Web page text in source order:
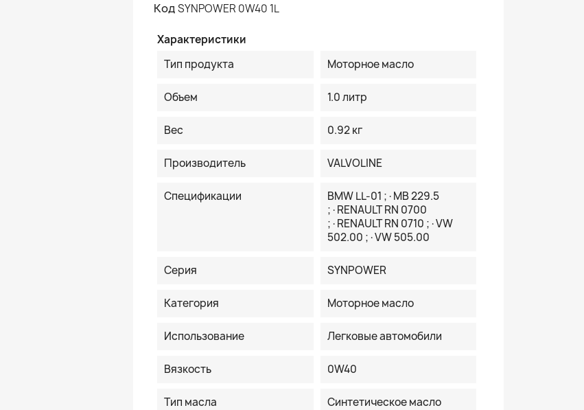
КодSYNPOWER 0W40 1L
Характеристики
Тип продукта
Моторное масло
Объем 1.0 литр
Вес 0.92 кг
Производитель VALVOLINE
Спецификации
BMW LL-01 ;·MB 229.5
;·RENAULT RN 0700
;·RENAULT RN 0710 ;·VW
502.00 ;·VW 505.00
Серия SYNPOWER
Категория Моторное масло
Использование Легковые автомобили
Вязкость 0W40
Тип масла Синтетическое масло